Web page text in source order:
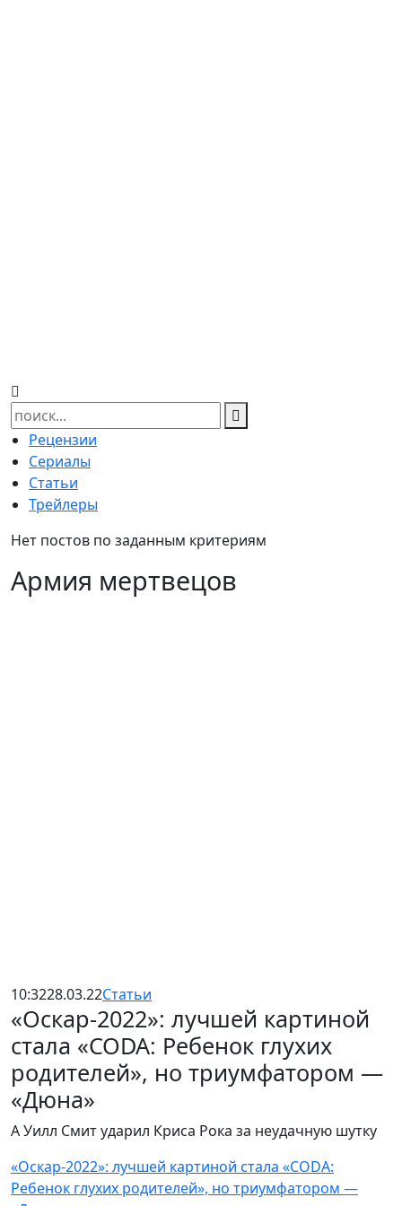
Найти:
Рецензии
Сериалы
Статьи
Трейлеры
Нет постов по заданным критериям
Армия мертвецов
10:3228.03.22Статьи
«Оскар-2022»: лучшей картиной
стала «CODA: Ребенок глухих
родителей», но триумфатором —
«Дюна»
А Уилл Смит ударил Криса Рока за неудачную шутку
«Оскар-2022»: лучшей картиной стала «CODA:
Ребенок глухих родителей», но триумфатором —